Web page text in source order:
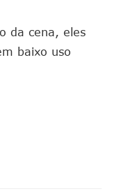
da cena, eles
baixo uso